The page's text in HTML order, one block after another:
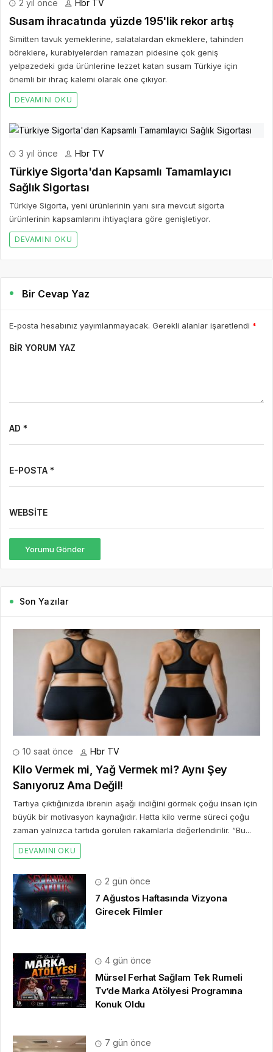
2 yıl önce Hbr TV
Susam ihracatında yüzde 195'lik rekor artış
Simitten tavuk yemeklerine, salatalardan ekmeklere, tahinden
böreklere, kurabiyelerden ramazan pidesine çok geniş
yelpazedeki gıda ürünlerine lezzet katan susam Türkiye için
önemli bir ihraç kalemi olarak öne çıkıyor.
DEVAMINI OKU
3 yıl önce Hbr TV
Türkiye Sigorta'dan Kapsamlı Tamamlayıcı
Sağlık Sigortası
Türkiye Sigorta, yeni ürünlerinin yanı sıra mevcut sigorta
ürünlerinin kapsamlarını ihtiyaçlara göre genişletiyor.
DEVAMINI OKU
Bir Cevap Yaz
E-posta hesabınız yayımlanmayacak. Gerekli alanlar işaretlendi *
BIR YORUM YAZ
AD *
E-POSTA *
WEBSITE
Yorumu Gönder
Son Yazılar
10 saat önce Hbr TV
Kilo Vermek mi, Yağ Vermek mi? Aynı Şey
Sanıyoruz Ama Değil!
Tartıya çıktığınızda ibrenin aşağı indiğini görmek çoğu insan için
büyük bir motivasyon kaynağıdır. Hatta kilo verme süreci çoğu
zaman yalnızca tartıda görülen rakamlarla değerlendirilir. “Bu...
DEVAMINI OKU
2 gün önce
7 Ağustos Haftasında Vizyona
Girecek Filmler
4 gün önce
Mürsel Ferhat Sağlam Tek Rumeli
Tv’de Marka Atölyesi Programına
Konuk Oldu
7 gün önce